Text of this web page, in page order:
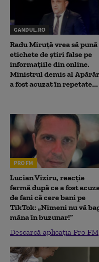
GANDUL.RO
Radu Miruţă vrea să pună
etichete de știri false pe
informațiile din online.
Ministrul demis al
a fost acuzat în repetate...
PRO FM
Lucian Viziru, reacție
fermă după ce a fost
de fani că cere bani pe
TikTok: „Nimeni nu vă
mâna în buzunar!”
Descarcă aplicația Pro FM